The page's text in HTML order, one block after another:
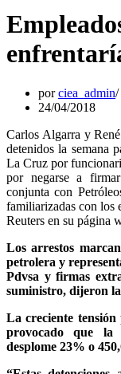
porciea_admin
24/04/2018
Carlos Algarra y
detenidos la semana
La Cruz por
por negarse a
conjunta con
familiarizadas con los
Reuters en su página
Los arrestos
petrolera y
Pdvsa y firmas
suministro, dijeron
La creciente
provocado que la
desplome 23% o